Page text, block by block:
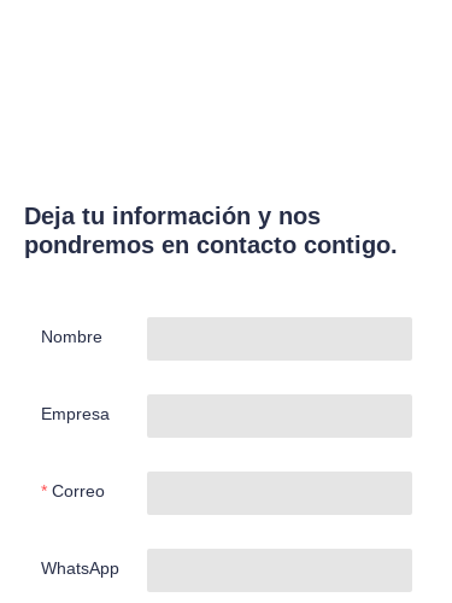
Deja tu información y nos
pondremos en contacto contigo.
Nombre
Empresa
Correo
WhatsApp